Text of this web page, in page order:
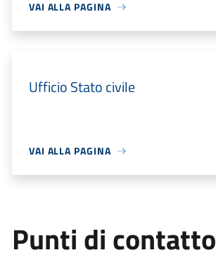
VAI ALLA PAGINA
Ufficio Stato civile
VAI ALLA PAGINA
Punti di contatto